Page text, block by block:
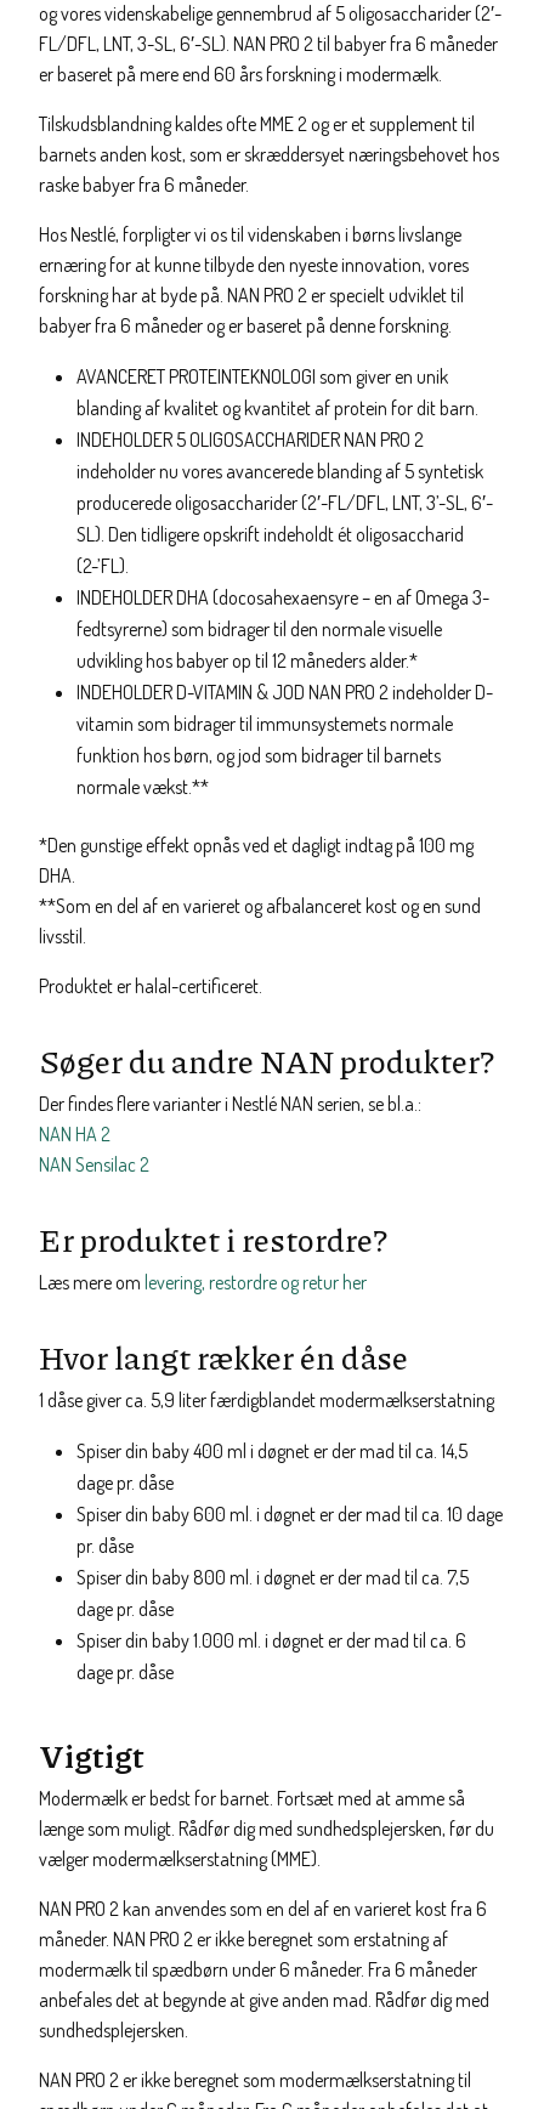
og vores videnskabelige gennembrud af 5 oligosaccharider (2′-
FL/DFL, LNT, 3-SL, 6′-SL). NAN PRO 2 til babyer fra 6 måneder
er baseret på mere end 60 års forskning i modermælk.
Tilskudsblandning kaldes ofte MME 2 og er et supplement til
barnets anden kost, som er skræddersyet næringsbehovet hos
raske babyer fra 6 måneder.
Hos Nestlé, forpligter vi os til videnskaben i børns livslange
ernæring for at kunne tilbyde den nyeste innovation, vores
forskning har at byde på. NAN PRO 2 er specielt udviklet til
babyer fra 6 måneder og er baseret på denne forskning.
AVANCERET PROTEINTEKNOLOGI som giver en unik
blanding af kvalitet og kvantitet af protein for dit barn.
INDEHOLDER 5 OLIGOSACCHARIDER NAN PRO 2
indeholder nu vores avancerede blanding af 5 syntetisk
producerede oligosaccharider (2′-FL/DFL, LNT, 3’-SL, 6′-
SL). Den tidligere opskrift indeholdt ét oligosaccharid
(2-’FL).
INDEHOLDER DHA (docosahexaensyre – en af Omega 3-
fedtsyrerne) som bidrager til den normale visuelle
udvikling hos babyer op til 12 måneders alder.*
INDEHOLDER D-VITAMIN & JOD NAN PRO 2 indeholder D-
vitamin som bidrager til immunsystemets normale
funktion hos børn, og jod som bidrager til barnets
normale vækst.**
*Den gunstige effekt opnås ved et dagligt indtag på 100 mg
DHA.
**Som en del af en varieret og afbalanceret kost og en sund
livsstil.
Produktet er halal-certificeret.
Søger du andre NAN produkter?
Der findes flere varianter i Nestlé NAN serien, se bl.a.:
NAN HA 2
NAN Sensilac 2
Er produktet i restordre?
Læs mere om levering, restordre og retur her
Hvor langt rækker én dåse
1 dåse giver ca. 5,9 liter færdigblandet modermælkserstatning
Spiser din baby 400 ml i døgnet er der mad til ca. 14,5
dage pr. dåse
Spiser din baby 600 ml. i døgnet er der mad til ca. 10 dage
pr. dåse
Spiser din baby 800 ml. i døgnet er der mad til ca. 7,5
dage pr. dåse
Spiser din baby 1.000 ml. i døgnet er der mad til ca. 6
dage pr. dåse
Vigtigt
Modermælk er bedst for barnet. Fortsæt med at amme så
længe som muligt. Rådfør dig med sundhedsplejersken, før du
vælger modermælkserstatning (MME).
NAN PRO 2 kan anvendes som en del af en varieret kost fra 6
måneder. NAN PRO 2 er ikke beregnet som erstatning af
modermælk til spædbørn under 6 måneder. Fra 6 måneder
anbefales det at begynde at give anden mad. Rådfør dig med
sundhedsplejersken.
NAN PRO 2 er ikke beregnet som modermælkserstatning til